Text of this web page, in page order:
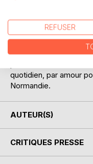
Pierre Cléon présente
proses, retraçant ses
quotidien, par amour
Normandie.
AUTEUR(S)
CRITIQUES PRESSE
REFUSER